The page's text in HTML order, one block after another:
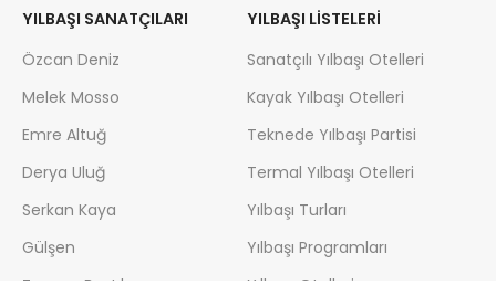
YILBAŞI SANATÇILARI
Özcan Deniz
Melek Mosso
Emre Altuğ
Derya Uluğ
Serkan Kaya
Gülşen
Zeynep Bastık
YILBAŞI LISTELERI
Sanatçılı Yılbaşı Otelleri
Kayak Yılbaşı Otelleri
Teknede Yılbaşı Partisi
Termal Yılbaşı Otelleri
Yılbaşı Turları
Yılbaşı Programları
Yılbaşı Otelleri